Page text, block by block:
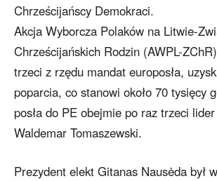
Chrześcijańscy Demokraci.
Akcja Wyborcza Polaków na Litwie-
Chrześcijańskich Rodzin (AWPL-
trzeci z rzędu mandat europosła,
poparcia, co stanowi około 70 tysięcy
posła do PE obejmie po raz trzeci
Waldemar Tomaszewski.
Prezydent elekt Gitanas Nausėda był